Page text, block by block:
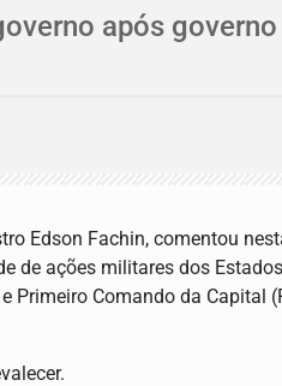
após
Edson Fachin, comentou
de ações militares dos
Primeiro Comando da Capital